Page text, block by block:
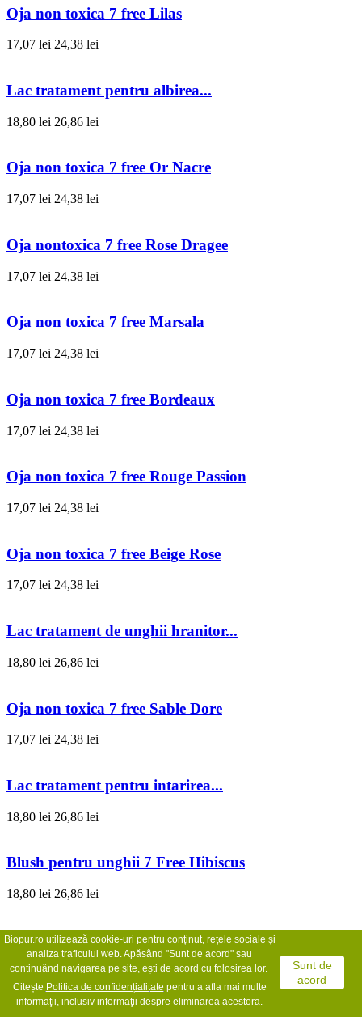
Oja non toxica 7 free Lilas
17,07 lei 24,38 lei
Lac tratament pentru albirea...
18,80 lei 26,86 lei
Oja non toxica 7 free Or Nacre
17,07 lei 24,38 lei
Oja nontoxica 7 free Rose Dragee
17,07 lei 24,38 lei
Oja non toxica 7 free Marsala
17,07 lei 24,38 lei
Oja non toxica 7 free Bordeaux
17,07 lei 24,38 lei
Oja non toxica 7 free Rouge Passion
17,07 lei 24,38 lei
Oja non toxica 7 free Beige Rose
17,07 lei 24,38 lei
Lac tratament de unghii hranitor...
18,80 lei 26,86 lei
Oja non toxica 7 free Sable Dore
17,07 lei 24,38 lei
Lac tratament pentru intarirea...
18,80 lei 26,86 lei
Blush pentru unghii 7 Free Hibiscus
18,80 lei 26,86 lei
Oja non toxica 7 free Nude
17,07 lei 24,38 lei
Biopur.ro utilizează cookie-uri pentru conținut, rețele sociale și
analiza traficului web. Apăsând "Sunt de acord" sau
continuând navigarea pe site, ești de acord cu folosirea lor.
Citește Politica de confidențialitate pentru a afla mai multe
informaţii, inclusiv informaţii despre eliminarea acestora.
Sunt de
acord